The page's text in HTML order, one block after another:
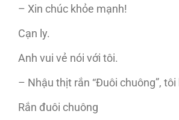
– Xin chúc khỏe mạnh!
Cạn ly.
Anh vui vẻ nói với tôi.
– Nhậu thịt rắn “Đuôi chuông”,
Rắn đuôi chuông